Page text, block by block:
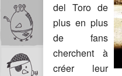
del Toro de
plus en plus
de fans
cherchent à
créer leur